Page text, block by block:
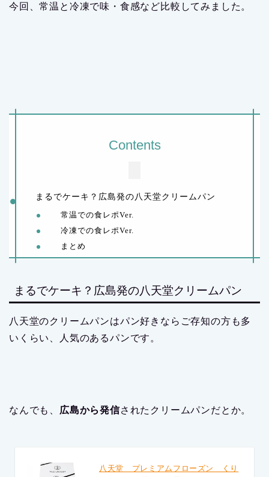
今回、常温と冷凍で味・食感など比較してみました。
Contents
まるでケーキ？広島発の八天堂クリームパン
常温での食レポVer.
冷凍での食レポVer.
まとめ
まるでケーキ？広島発の八天堂クリームパン
八天堂のクリームパンはパン好きならご存知の方も多
いくらい、人気のあるパンです。
なんでも、 広島から発信されたクリームパンだとか。
八天堂 プレミアムフローズン くり